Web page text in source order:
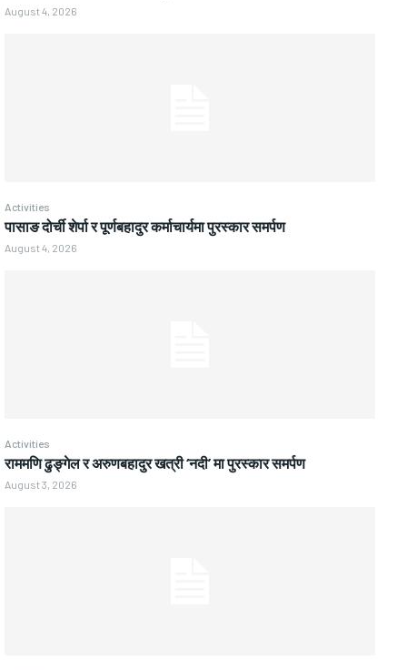
August 4, 2026
Activities
पासाङ दोर्ची शेर्पा र पूर्णबहादुर कर्माचार्यमा पुरस्कार समर्पण
August 4, 2026
Activities
राममणि ढुङ्गेल र अरुणबहादुर खत्री ‘नदी’ मा पुरस्कार समर्पण
August 3, 2026